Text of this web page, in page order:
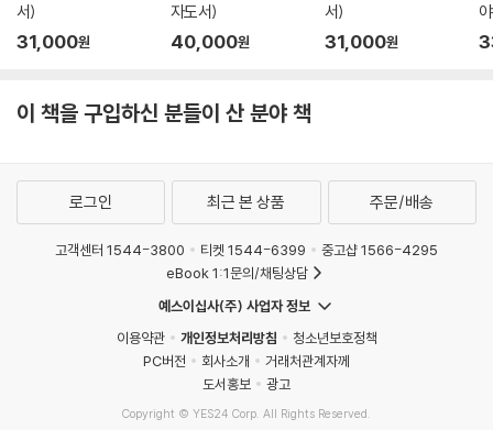
서)
31,000원
자도서)
40,000원
서)
31,000원
이 책을 구입하신 분들이 산 분야 책
로그인 최근 본 상품 주문/배송
고객센터 1544-3800 티켓 1544-6399
중고샵 1566-4295
eBook 1:1문의/채팅상담
예스이십사(주) 사업자 정보
이용약관
개인정보처리방침
청소년보호정책
PC버전
회사소개
거래처관계자께
도서홍보
광고
Copyright © YES24 Corp. All Rights Reserved.